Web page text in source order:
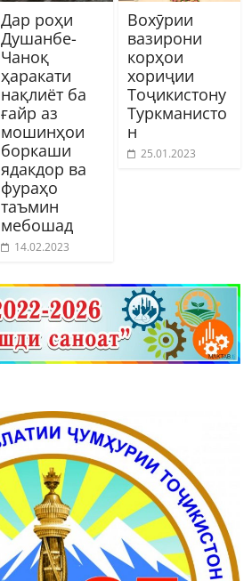
Дар роҳи
Душанбе-
Чаноқ
ҳаракати
нақлиёт ба
ғайр аз
мошинҳои
боркаши
ядакдор ва
фураҳо
таъмин
мебошад
14.02.2023
Вохӯрии
вазирони
корҳои
хориҷии
Тоҷикистону
Туркманисто
н
25.01.2023